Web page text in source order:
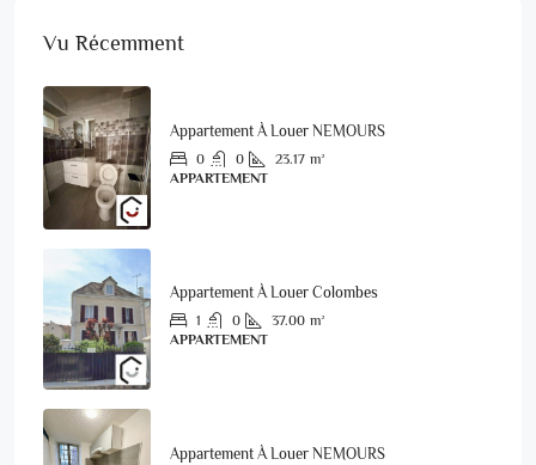
Vu Récemment
Appartement À Louer NEMOURS
0 0 23.17 m²
APPARTEMENT
Appartement À Louer Colombes
1 0 37.00 m²
APPARTEMENT
Appartement À Louer NEMOURS